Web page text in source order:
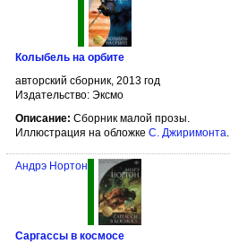
Колыбель на орбите
авторский сборник, 2013 год
Издательство: Эксмо
Описание: Сборник малой прозы.
Иллюстрация на обложке С. Джиримонта.
Андрэ Нортон
Саргассы в космосе